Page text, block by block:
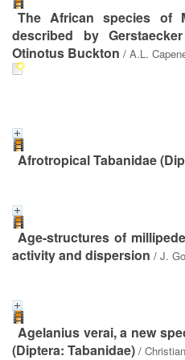
The African species of
described by
Otinotus Buckton / A.L.
Afrotropical Tabanidae
Age-structures of
activity and dispersion / J.
Agelanius verai, a new
(Diptera: Tabanidae) /